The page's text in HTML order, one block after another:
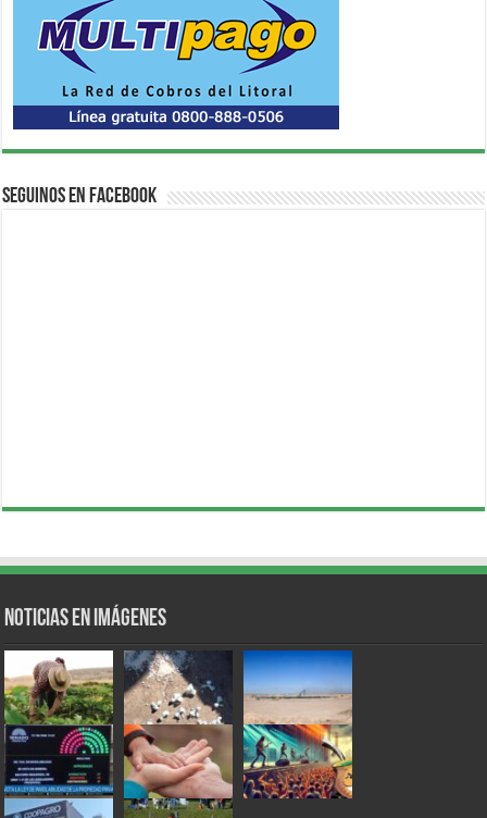
Seguinos en Facebook
Noticias en Imágenes